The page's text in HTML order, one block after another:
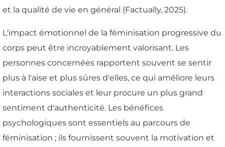
et la qualité de vie en général (Factually, 2025).
L'impact émotionnel de la féminisation progressive du
corps peut être incroyablement valorisant. Les
personnes concernées rapportent souvent se sentir
plus à l'aise et plus sûres d'elles, ce qui améliore leurs
interactions sociales et leur procure un plus grand
sentiment d'authenticité. Les bénéfices
psychologiques sont essentiels au parcours de
féminisation ; ils fournissent souvent la motivation et